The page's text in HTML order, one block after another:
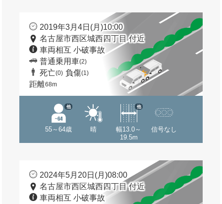
2019年3月4日(月)10:00
名古屋市西区城西四丁目 付近
車両相互 小破事故
普通乗用車(2)
死亡(0) 負傷(1)
距離68m
55～64歳
他
晴
幅13.0～
19.5m
他
信号なし
2024年5月20日(月)08:00
名古屋市西区城西四丁目 付近
車両相互 小破事故